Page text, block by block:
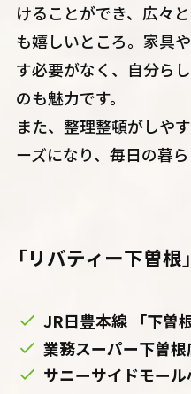
けることができ、広々
も嬉しいところ。家具
す必要がなく、自分ら
のも魅力です。
また、整理整頓がしや
ーズになり、毎日の暮ら
「リバティー下曽
JR日豊本線 「下曽
業務スーパー下曽
サニーサイドモー